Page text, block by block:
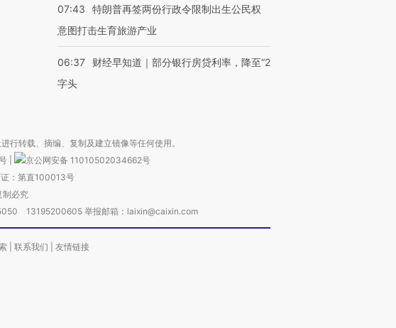
07:43
特朗普再签两份行政令限制出生公民权
意图打击生育旅游产业
06:37
财经早知道｜部分银行房贷利率，降至“2
字头
行转载、摘编、复制及建立镜像等任何使用。
京公网安备 11010502034662号
：第直100013号
制必究
13195200605 举报邮箱：laixin@caixin.com
联系我们 友情链接